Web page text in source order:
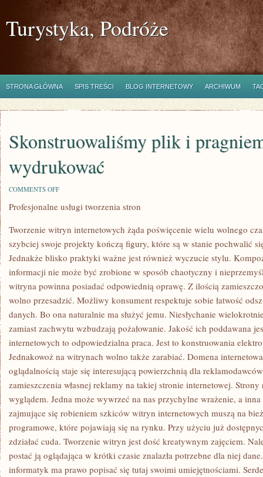
Turystyka, Podróże
STRONA GŁÓWNA SPIS TREŚCI BLOG INTERNETOWY ARCHIWUM
Skonstruowaliśmy plik i
wydrukować
COMMENTS OFFON
PLIK
GO
WYDRUKOWAĆ
Profesjonalne usługi tworzenia stron
Tworzenie witryn internetowych żąda poświęcenie wielu wolnego
szybciej swoje projekty kończą figury, które są w stanie pochwalić
Jednakże blisko praktyki ważne jest również wyczucie stylu.
informacji nie może być zrobione w sposób chaotyczny i
witryna powinna posiadać odpowiednią oprawę. Z ilością
wolno przesadzić. Możliwy konsument respektuje sobie łatwość
danych. Bo ona naturalnie ma służyć jemu. Niesłychanie
zamiast zachwytu wzbudzają pożałowanie. Jakość ich poddawana
internetowych to odpowiedzialna praca. Jest to konstruowania
Jednakowoż na witrynach wolno także zarabiać. Domena
oglądalnością staje się interesującą powierzchnią dla
zamieszczenia własnej reklamy na takiej stronie internetowej.
wyglądem. Jedna może wywrzeć na nas przychylne wrażenie, a
zajmujące się robieniem szkiców witryn internetowych muszą na
programowe, które pojawiają się na rynku. Przy użyciu już
zdziałać cuda. Tworzenie witryn jest dość kreatywnym zajęciem.
postać ją oglądająca w krótki czasie znalazła potrzebne dla niej
informatyk ma prawo popisać się tutaj swoimi umiejętnościami.